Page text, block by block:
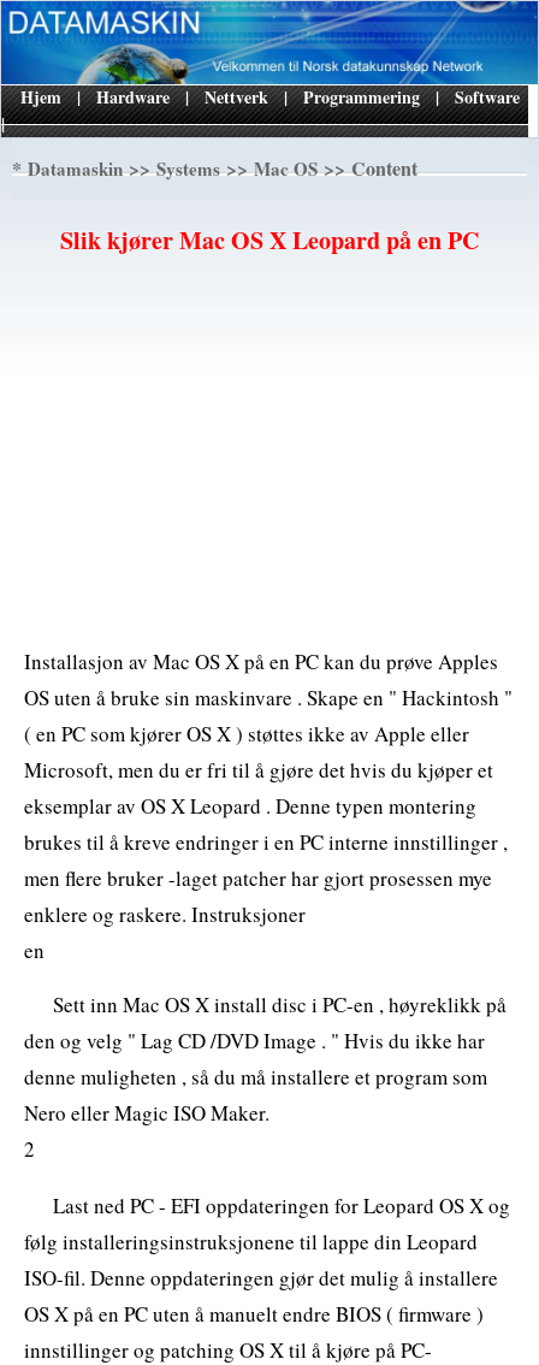
|
Hjem | Hardware | Nettverk | Programmering | Software
*Datamaskin>>Systems>>Mac OS>> Content
Slik kjører Mac OS X Leopard på en PC
Installasjon av Mac OS X på en PC kan du prøve Apples
OS uten å bruke sin maskinvare . Skape en " Hackintosh "
( en PC som kjører OS X ) støttes ikke av Apple eller
Microsoft, men du er fri til å gjøre det hvis du kjøper et
eksemplar av OS X Leopard . Denne typen montering
brukes til å kreve endringer i en PC interne innstillinger ,
men flere bruker -laget patcher har gjort prosessen mye
enklere og raskere. Instruksjoner
en
Sett inn Mac OS X install disc i PC-en , høyreklikk på
den og velg " Lag CD /DVD Image . " Hvis du ikke har
denne muligheten , så du må installere et program som
Nero eller Magic ISO Maker.
2
Last ned PC - EFI oppdateringen for Leopard OS X og
følg installeringsinstruksjonene til lappe din Leopard
ISO-fil. Denne oppdateringen gjør det mulig å installere
OS X på en PC uten å manuelt endre BIOS ( firmware )
innstillinger og patching OS X til å kjøre på PC-